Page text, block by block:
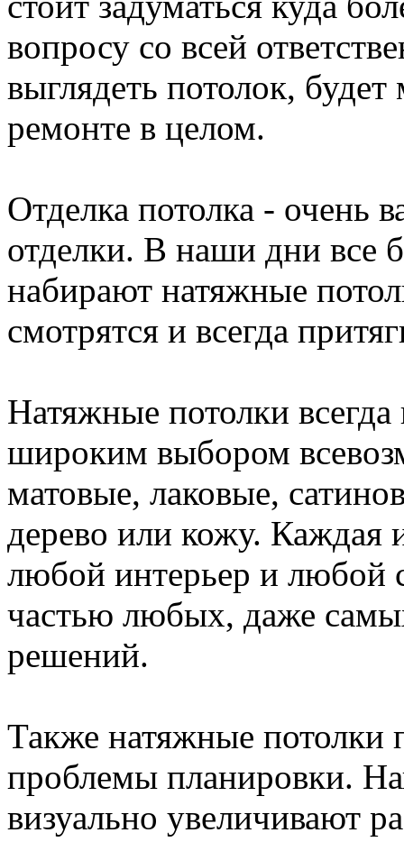
вопросу со всей
выглядеть потолок,
ремонте в целом.
Отделка потолка - очень
отделки. В наши дни все
набирают натяжные
смотрятся и всегда
Натяжные потолки
широким выбором
матовые, лаковые,
дерево или кожу. Каждая
любой интерьер и любой
частью любых, даже
решений.
Также натяжные потолки
проблемы планировки.
визуально увеличивают